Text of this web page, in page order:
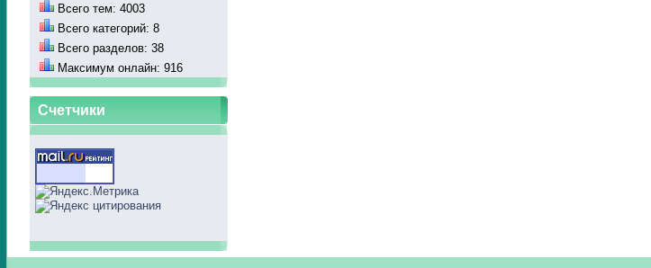
Всего тем: 4003
Всего категорий: 8
Всего разделов: 38
Максимум онлайн: 916
Счетчики